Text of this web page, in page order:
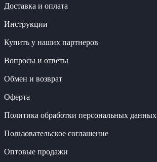
Доставка и оплата
Инструкции
Купить у наших партнеров
Вопросы и ответы
Обмен и возврат
Оферта
Политика обработки персональных данных
Пользовательское соглашение
Оптовые продажи